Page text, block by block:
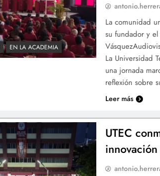
EN LA ACADEMIA
La comunidad
su fundador y el
La Universidad
una jornada
reflexión sobre
Leer más
UTEC